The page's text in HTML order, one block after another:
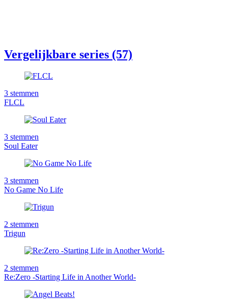
Vergelijkbare series (57)
3 stemmen
FLCL
3 stemmen
Soul Eater
3 stemmen
No Game No Life
2 stemmen
Trigun
2 stemmen
Re:Zero -Starting Life in Another World-